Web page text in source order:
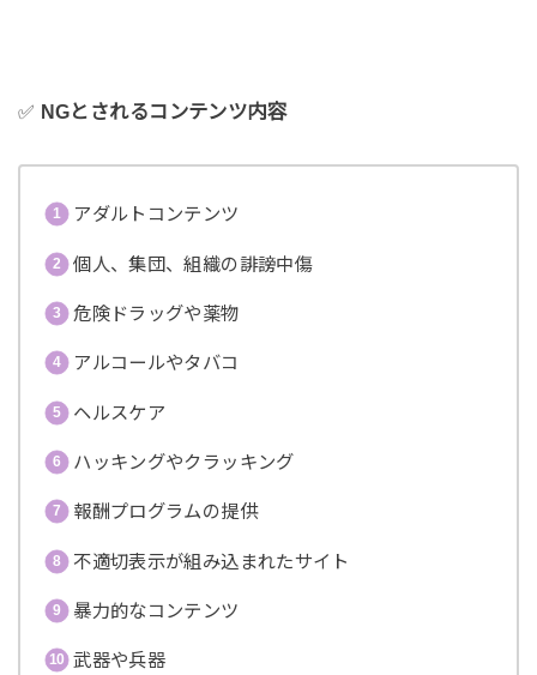
✅ NGとされるコンテンツ内容
アダルトコンテンツ
個人、集団、組織の誹謗中傷
危険ドラッグや薬物
アルコールやタバコ
ヘルスケア
ハッキングやクラッキング
報酬プログラムの提供
不適切表示が組み込まれたサイト
暴力的なコンテンツ
武器や兵器